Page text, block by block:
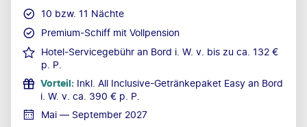
10 bzw. 11 Nächte
Premium-Schiff mit Vollpension
Hotel-Servicegebühr an Bord i. W. v. bis zu ca. 132 €
p. P.
Vorteil: Inkl. All Inclusive-Getränkepaket Easy an Bord
i. W. v. ca. 390 € p. P.
Mai — September 2027